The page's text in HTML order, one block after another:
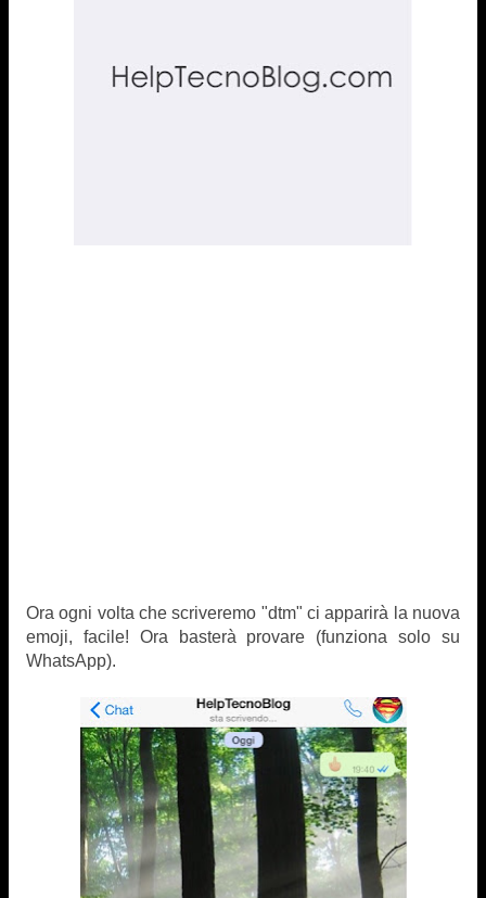
Ora ogni volta che scriveremo "dtm" ci apparirà la nuova
emoji, facile! Ora basterà provare (funziona solo su
WhatsApp).